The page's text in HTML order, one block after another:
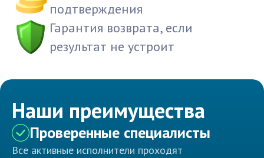
подтверждения
Гарантия возврата, если
результат не устроит
Наши преимущества
Проверенные специалисты
Все активные исполнители проходят